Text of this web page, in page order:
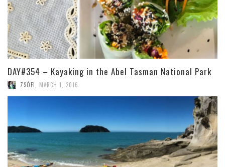
DAY#354 – Kayaking in the Abel Tasman National Park
ZSÓFI MARCH 1, 2016